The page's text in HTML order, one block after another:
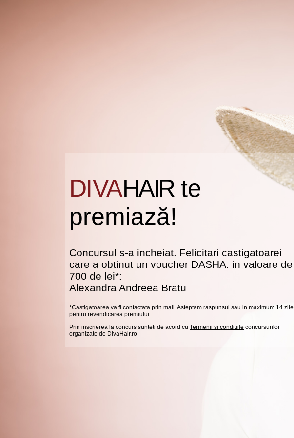
DIVAHAIR te
premiază!
Concursul s-a incheiat. Felicitari castigatoarei
care a obtinut un voucher DASHA. in valoare de
700 de lei*:
Alexandra Andreea Bratu
*Castigatoarea va fi contactata prin mail. Asteptam raspunsul sau in maximum 14 zile
pentru revendicarea premiului.
Prin inscrierea la concurs sunteti de acord cuTermenii si conditiile concursurilor
organizate de DivaHair.ro